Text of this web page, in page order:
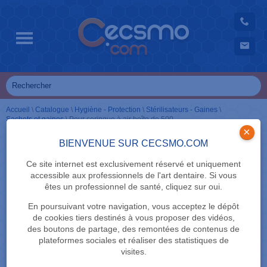
BIENVENUE SUR CECSMO.COM
Ce site internet est exclusivement réservé et uniquement
accessible aux professionnels de l'art dentaire. Si vous
êtes un professionnel de santé, cliquez sur oui.
En poursuivant votre navigation, vous acceptez le dépôt
de cookies tiers destinés à vous proposer des vidéos,
des boutons de partage, des remontées de contenus de
plateformes sociales et réaliser des statistiques de
visites.
×
Accueil \ Catalogue \ Hygiène - Protection \ Stérilisateurs - Gaines \
Sachets et gaines\Pour seringue à air boîte de 500